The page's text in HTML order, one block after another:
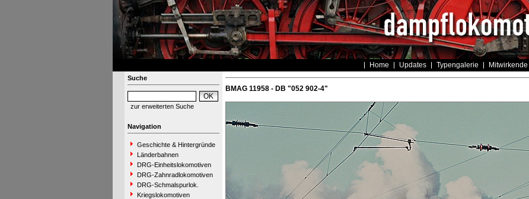
Home Updates Typengalerie Mitwirkende
Suche
zur erweiterten Suche
Navigation
Geschichte & Hintergründe
Länderbahnen
DRG-Einheitslokomotiven
DRG-Zahnradlokomotiven
DRG-Schmalspurlok.
Kriegslokomotiven
BMAG 11958 - DB "052 902-4"